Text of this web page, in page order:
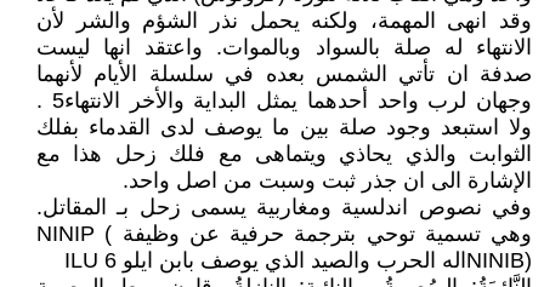
وقد انهى المهمة، ولكنه يحمل نذر الشؤم والشر لأن
الانتهاء له صلة بالسواد وبالموات. واعتقد انها ليست
صدفة ان تأتي الشمس بعده في سلسلة الأيام لأنهما
وجهان لرب واحد أحدهما يمثل البداية والأخر الانتهاء5 .
ولا استبعد وجود صلة بين ما يوصف لدى القدماء بفلك
الثوابت والذي يحاذي ويتماهى مع فلك زحل هذا مع
الإشارة الى ان جذر ثبت وسبت من اصل واحد.
وفي نصوص اندلسية ومغاربية يسمى زحل بـ المقاتل.
وهي تسمية توحي بترجمة حرفية عن وظيفة NINIP (
NINIB)اله الحرب والصيد الذي يوصف بابن ايلو ILU 6